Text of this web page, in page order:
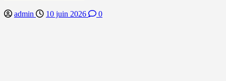
admin 10 juin 2026 0